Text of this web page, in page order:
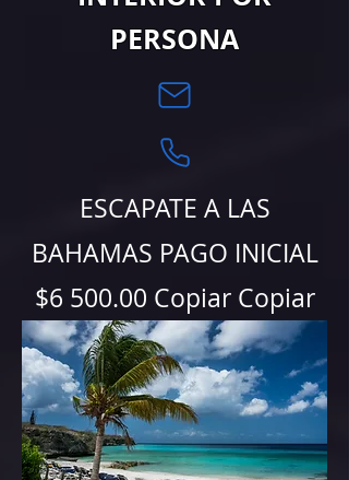
PERSONA
ESCAPATE A LAS
BAHAMAS PAGO INICIAL
$6 500.00 Copiar Copiar